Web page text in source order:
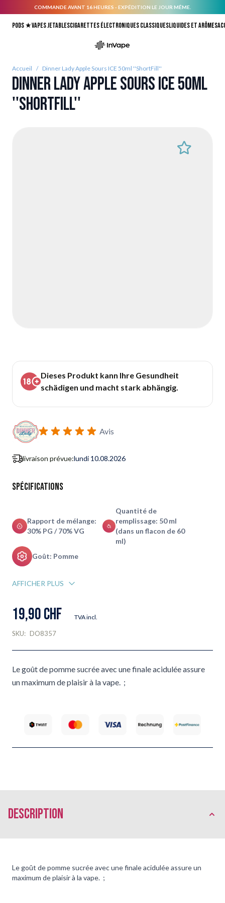
COMMANDE AVANT 16 HEURES - EXPÉDITION LE JOUR MÊME.
Pods ★Vapes jetablesCigarettes électroniques classiquesLiquides et arômes
Accueil / Dinner Lady Apple Sours ICE 50ml ''ShortFill''
Dinner Lady Apple Sours ICE 50ml
''ShortFill''
Dieses Produkt kann Ihre Gesundheit
schädigen und macht stark abhängig.
Avis
livraison prévue:lundi 10.08.2026
Spécifications
Rapport de mélange:
30% PG / 70% VG
Quantité de
remplissage: 50 ml
(dans un flacon de 60
ml)
Goût: Pomme
AFFICHER PLUS
19,90 CHF TVA incl.
SKU: DO8357
Le goût de pomme sucrée avec une finale acidulée assure
un maximum de plaisir à la vape. ;
Description
Le goût de pomme sucrée avec une finale acidulée assure un
maximum de plaisir à la vape. ;